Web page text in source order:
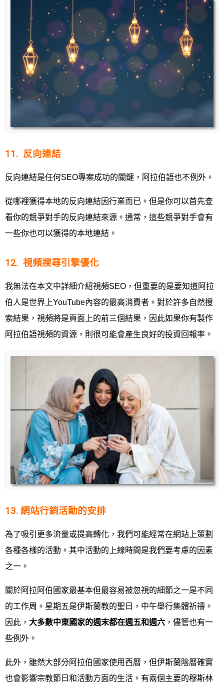
11. 反向連結
反向連結是任何SEO專案成功的關鍵，阿拉伯語也不例外。
從哪裡獲得本地的反向連結因行業而已。但是你可以首先查
看你的競爭對手的反向連結來源。通常，這些競爭對手會有
一些你也可以獲得的本地連結。
12. 視頻搜尋引擎優化
我無法在本文中詳細介紹視頻SEO，但重要的是要知道阿拉
伯人是世界上YouTube內容的最高消費者。對於許多自然搜
索結果，視頻將是頁面上的前三個結果，因此如果你有製作
阿拉伯語視頻的資源，則很可能會產生良好的投資回報率。
13. 網站行銷活動的安排
為了吸引更多流量或提高轉化，我們可能經常在網站上策劃
各種各樣的活動。其中活動的上線時間是我們要考慮的因素
之一。
關於阿拉阿伯國家最基本但最容易被忽視的細節之一是不同
的工作周。星期五是伊斯蘭教的聖日，中午舉行集體祈禱。
因此， 大多數中東國家的週末都在週五和週六 ，儘管也有一
些例外。
此外，雖然大部分阿拉伯國家使用西曆，但伊斯蘭陰曆確實
也會影響宗教節日和活動方面的生活。有兩個主要的穆斯林